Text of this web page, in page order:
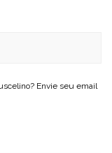
Envie seu email